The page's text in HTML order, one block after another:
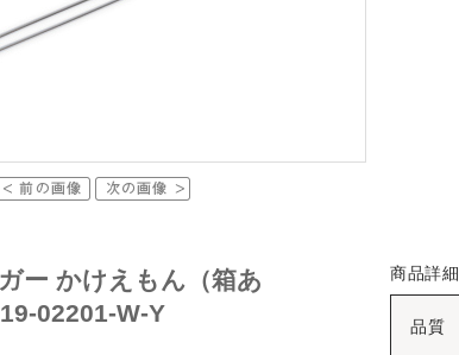
商品詳細
品質
ー かけえもん（箱あ
02201-W-Y